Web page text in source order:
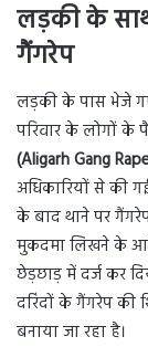
लड़की के साथ
गैंगरेप
लड़की के पास भेजे
परिवार के लोगों के
(Aligarh Gang
अधिकारियों से की
के बाद थाने पर
मुकदमा लिखने के
छेड़छाड़ में दर्ज कर
दरिंदों के गैंगरेप की
बनाया जा रहा है।